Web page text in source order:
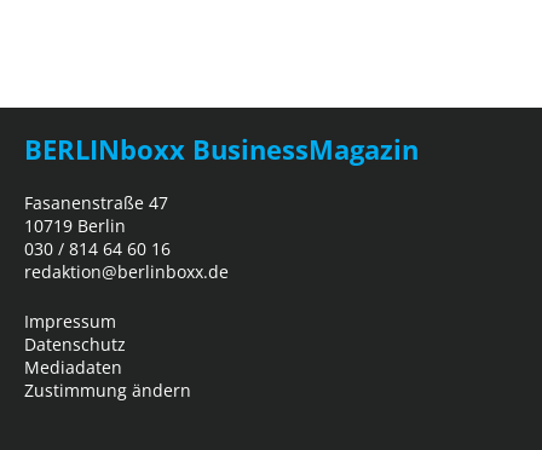
BERLINboxx BusinessMagazin
Fasanenstraße 47
10719 Berlin
030 / 814 64 60 16
redaktion@berlinboxx.de
Impressum
Datenschutz
Mediadaten
Zustimmung ändern